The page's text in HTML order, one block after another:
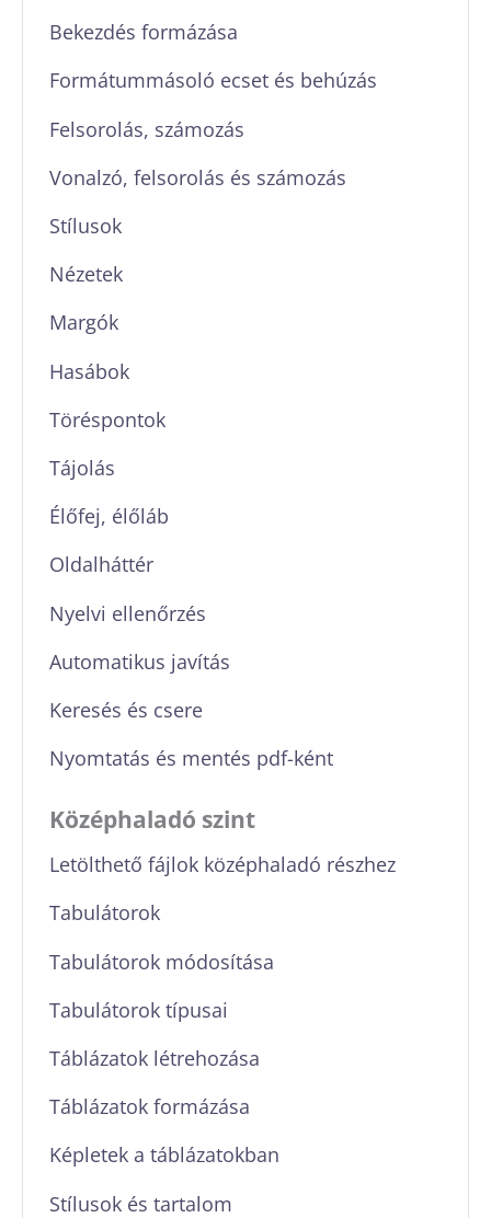
Bekezdés formázása
Formátummásoló ecset és behúzás
Felsorolás, számozás
Vonalzó, felsorolás és számozás
Stílusok
Nézetek
Margók
Hasábok
Töréspontok
Tájolás
Élőfej, élőláb
Oldalháttér
Nyelvi ellenőrzés
Automatikus javítás
Keresés és csere
Nyomtatás és mentés pdf-ként
Középhaladó szint
Letölthető fájlok középhaladó részhez
Tabulátorok
Tabulátorok módosítása
Tabulátorok típusai
Táblázatok létrehozása
Táblázatok formázása
Képletek a táblázatokban
Stílusok és tartalom